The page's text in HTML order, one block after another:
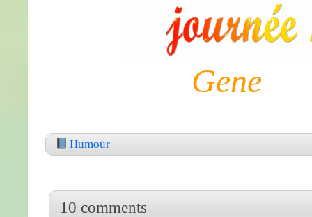
Gene
Humour
10 comments